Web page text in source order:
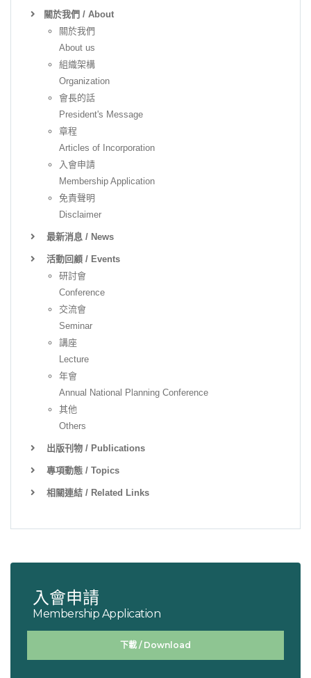
關於我們 / About
關於我們
About us
組織架構
Organization
會長的話
President's Message
章程
Articles of Incorporation
入會申請
Membership Application
免責聲明
Disclaimer
最新消息 / News
活動回顧 / Events
研討會
Conference
交流會
Seminar
講座
Lecture
年會
Annual National Planning Conference
其他
Others
出版刊物 / Publications
專項動態 / Topics
相關連結 / Related Links
入會申請
Membership Application
下載 / Download